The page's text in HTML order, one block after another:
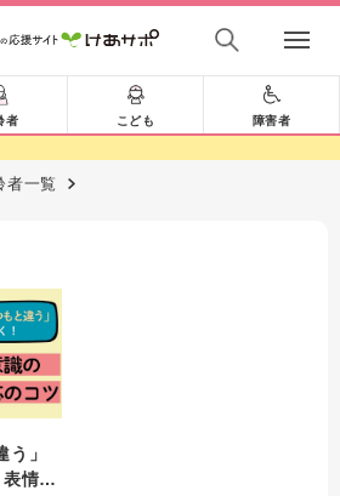
者 こども 障害者
者一覧
」
情・